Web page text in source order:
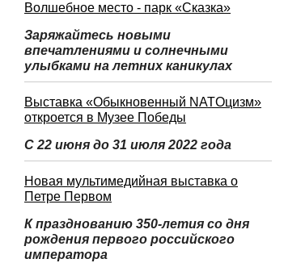
Волшебное место - парк «Сказка»
Заряжайтесь новыми
впечатлениями и солнечными
улыбками на летних каникулах
Выставка «Обыкновенный NATOцизм»
откроется в Музее Победы
С 22 июня до 31 июля 2022 года
Новая мультимедийная выставка о
Петре Первом
К празднованию 350-летия со дня
рождения первого российского
императора